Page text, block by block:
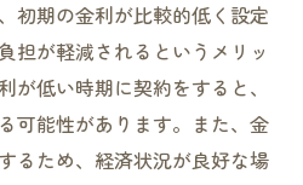
初期の金利が比較的低く設定
担が軽減されるというメリッ
が低い時期に契約をすると、
可能性があります。また、金
るため、経済状況が良好な場